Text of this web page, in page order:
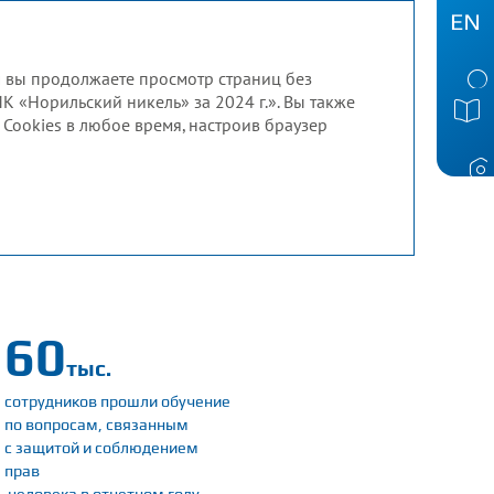
60тыс.
сотрудников прошли обучение
по вопросам, связанным
с защитой и соблюдением
прав
продолжаете просмотр страниц без
«Норильский никель» за 2024 г.». Вы также
в любое время, настроив браузер